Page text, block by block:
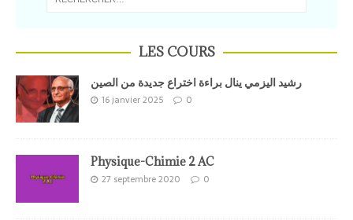
LES COURS
رشيد اليزمي ينال براءة اختراع جديدة من الصين
16 janvier 2025 0
Physique-Chimie 2 AC
27 septembre 2020 0